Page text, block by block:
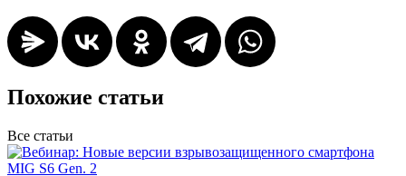
Похожие статьи
Все статьи